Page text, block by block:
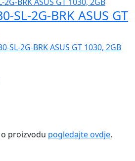
SL-2G-BRK ASUS GT
SL-2G-BRK ASUS GT 1030, 2GB
proizvodu pogledajte ovdje.